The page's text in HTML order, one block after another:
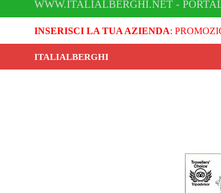
WWW.ITALIALBERGHI.NET -
INSERISCI LA TUA AZIENDA:
ITALIALBERGHI